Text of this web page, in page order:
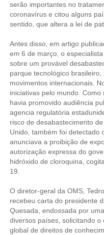
PLANO DE SAÚDE
SEESPPREV
CONSÓRCIOS
CAMPANHAS SALARIAIS
COMUNICAÇÃO
PALAVRA DO MURILO
CONTEÚDO ESPECIAL
JORNAL DO ENGENHEIRO
AGENDA
SEESP NOTÍCIAS
NOTÍCIAS NO WHATSAPP
serão importantes no
coronavírus e citou alguns
sentido, que altera a lei de
Antes disso, em artigo
em 6 de março, o
sobre um provável
parque tecnológico
movimentos internacionais.
iniciativas pelo mundo.
havia promovido audiência
agencia regulatória
risco de desabastecimento
Unido, também foi detectado
anunciava a proibição de
autorização expressa do
hidróxido de cloroquina,
19.
O diretor-geral da OMS,
recebeu carta do presidente
Quesada, endossada por
diversos países, solicitando
global de direitos de